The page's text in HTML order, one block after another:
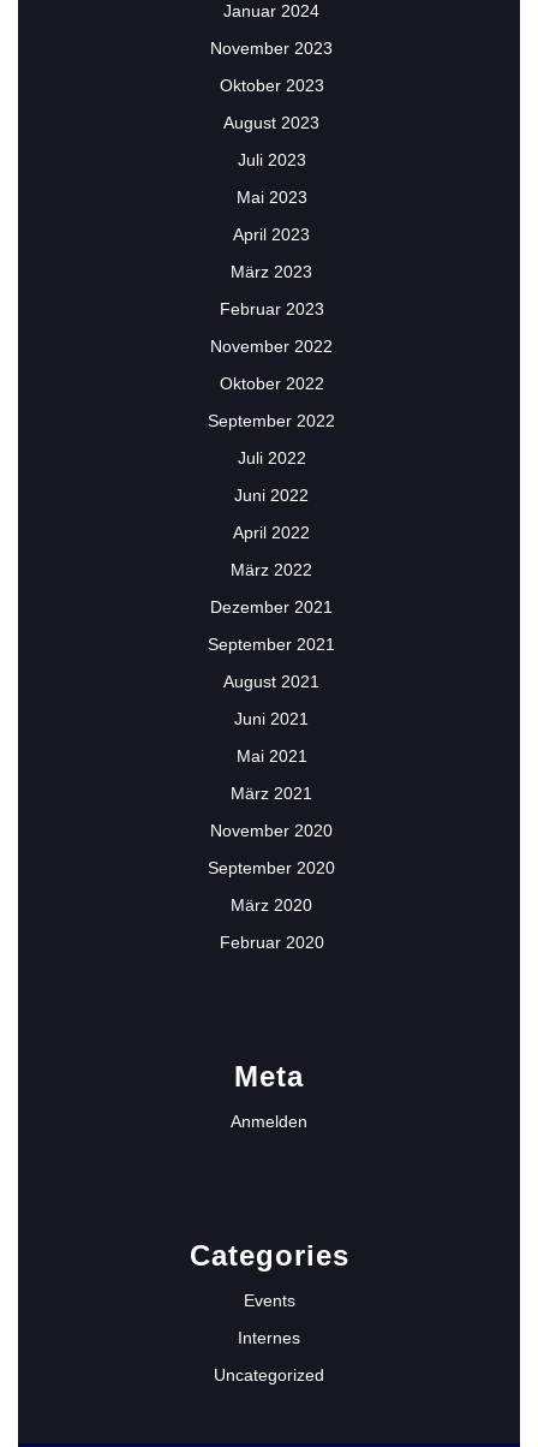
Januar 2024
November 2023
Oktober 2023
August 2023
Juli 2023
Mai 2023
April 2023
März 2023
Februar 2023
November 2022
Oktober 2022
September 2022
Juli 2022
Juni 2022
April 2022
März 2022
Dezember 2021
September 2021
August 2021
Juni 2021
Mai 2021
März 2021
November 2020
September 2020
März 2020
Februar 2020
Meta
Anmelden
Categories
Events
Internes
Uncategorized